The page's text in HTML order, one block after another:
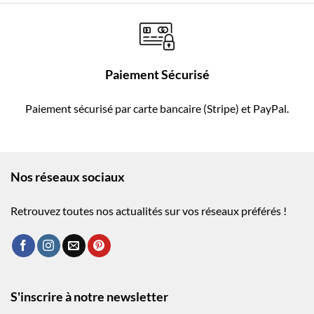
Paiement Sécurisé
Paiement sécurisé par carte bancaire (Stripe) et PayPal.
Nos réseaux sociaux
Retrouvez toutes nos actualités sur vos réseaux préférés !
S'inscrire à notre newsletter